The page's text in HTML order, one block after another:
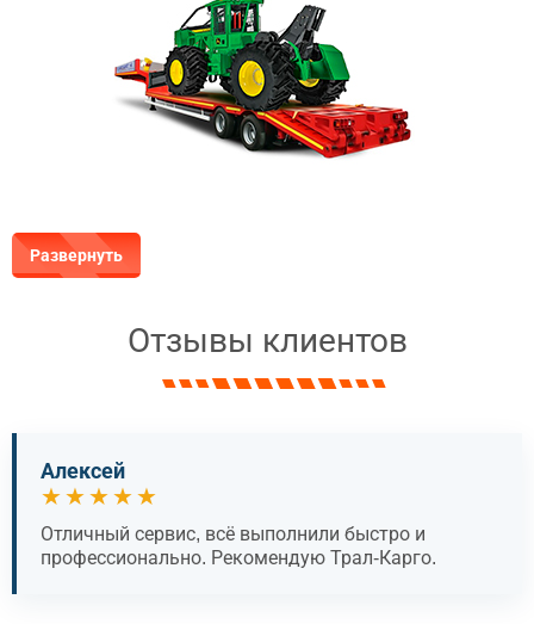
Развернуть
Отзывы клиентов
Алексей
★★★★★
Отличный сервис, всё выполнили быстро и
профессионально. Рекомендую Трал-Карго.